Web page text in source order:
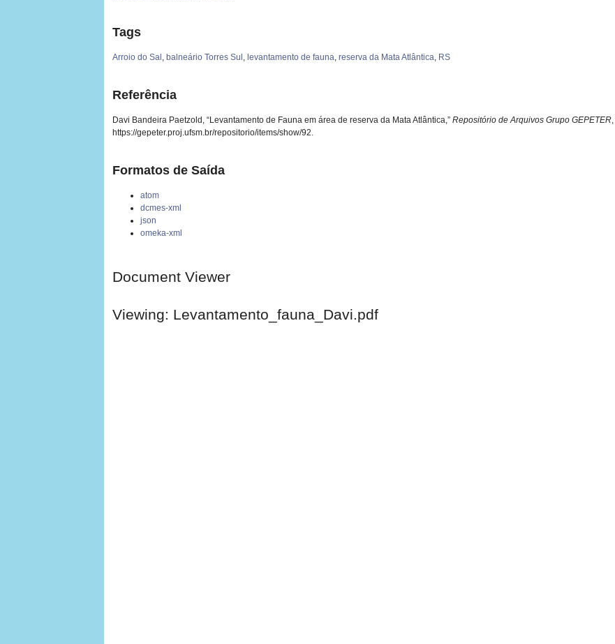
Tags
Arroio do Sal , balneário Torres Sul , levantamento de fauna,reserva da Mata Atlântica, RS
Referência
Davi Bandeira Paetzold, “Levantamento de Fauna em área de reserva da Mata Atlântica,”Repositório de Arquivos Grupo GEPETER
https://gepeter.proj.ufsm.br/repositorio/items/show/92.
Formatos de Saída
atom
dcmes-xml
json
omeka-xml
Document Viewer
Viewing: Levantamento_fauna_Davi.pdf